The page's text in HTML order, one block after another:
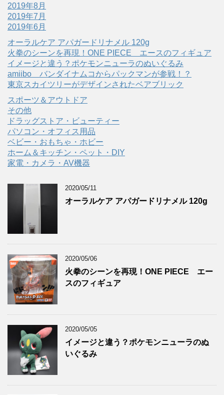
2019年8月
2019年7月
2019年6月
オーラルケア アパガードリナメル 120g
火拳のシーンを再現！ONE PIECE エースのフィギュア
イメージと違う？ポケモンニューラのぬいぐるみ
amiibo バンダイナムコからパックマンが参戦！？
東京スカイツリーがデザインされたベアブリック
スポーツ＆アウトドア
その他
ドラッグストア・ビューティー
パソコン・オフィス用品
ベビー・おもちゃ・ホビー
ホーム＆キッチン・ペット・DIY
家電・カメラ・AV機器
2020/05/11
オーラルケア アパガードリナメル 120g
2020/05/06
火拳のシーンを再現！ONE PIECE エー
スのフィギュア
2020/05/05
イメージと違う？ポケモンニューラのぬ
いぐるみ